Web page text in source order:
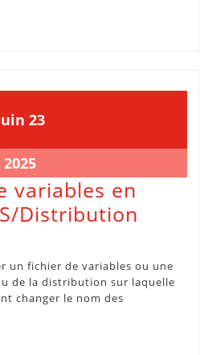
23
2025
2323
2025
202523
juin
2025
variables en
Distribution
un fichier de variables ou une
de la distribution sur laquelle
changer le nom des